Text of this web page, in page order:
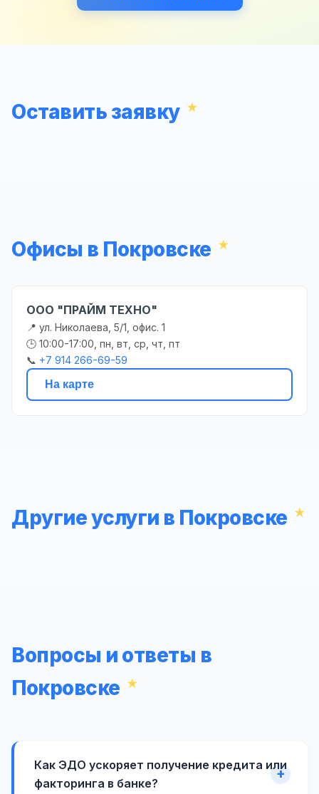
Оставить заявку
Офисы в Покровске
ООО "ПРАЙМ ТЕХНО"
📍 ул. Николаева, 5/1, офис. 1
🕒 10:00-17:00, пн, вт, ср, чт, пт
📞 +7 914 266-69-59
На карте
Другие услуги в Покровске
Вопросы и ответы в
Покровске
Как ЭДО ускоряет получение кредита или
факторинга в банке?